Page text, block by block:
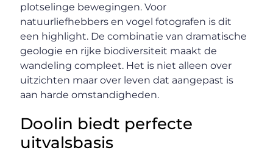
plotselinge bewegingen. Voor
natuurliefhebbers en vogel fotografen is dit
een highlight. De combinatie van dramatische
geologie en rijke biodiversiteit maakt de
wandeling compleet. Het is niet alleen over
uitzichten maar over leven dat aangepast is
aan harde omstandigheden.
Doolin biedt perfecte
uitvalsbasis